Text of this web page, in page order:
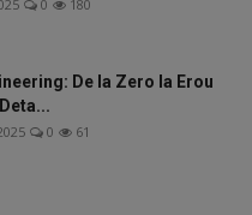
0 180
De la Zero la Erou
0 61